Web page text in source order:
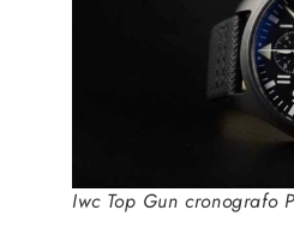
Iwc Top Gun cronografo